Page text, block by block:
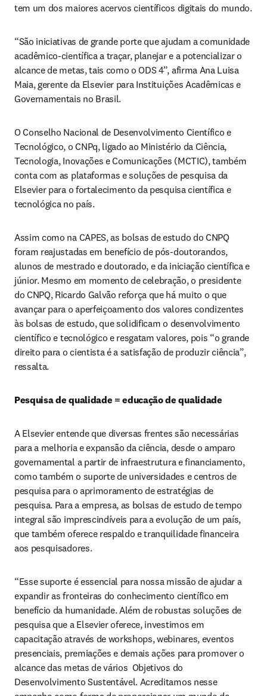
tem um dos maiores acervos científicos digitais do mundo.
“São iniciativas de grande porte que ajudam a comunidade
acadêmico-científica a traçar, planejar e a potencializar o
alcance de metas, tais como o ODS 4”, afirma Ana Luisa
Maia, gerente da Elsevier para Instituições Acadêmicas e
Governamentais no Brasil.
O Conselho Nacional de Desenvolvimento Científico e
Tecnológico, o CNPq, ligado ao Ministério da Ciência,
Tecnologia, Inovações e Comunicações (MCTIC), também
conta com as plataformas e soluções de pesquisa da
Elsevier para o fortalecimento da pesquisa científica e
tecnológica no país.
Assim como na CAPES, as bolsas de estudo do CNPQ
foram reajustadas em benefício de pós-doutorandos,
alunos de mestrado e doutorado, e da iniciação científica e
júnior. Mesmo em momento de celebração, o presidente
do CNPQ, Ricardo Galvão reforça que há muito o que
avançar para o aperfeiçoamento dos valores condizentes
às bolsas de estudo, que solidificam o desenvolvimento
científico e tecnológico e resgatam valores, pois “o grande
direito para o cientista é a satisfação de produzir ciência”,
ressalta.
Pesquisa de qualidade = educação de qualidade
A Elsevier entende que diversas frentes são necessárias
para a melhoria e expansão da ciência, desde o amparo
governamental a partir de infraestrutura e financiamento,
como também o suporte de universidades e centros de
pesquisa para o aprimoramento de estratégias de
pesquisa. Para a empresa, as bolsas de estudo de tempo
integral são imprescindíveis para a evolução de um país,
que também oferece respaldo e tranquilidade financeira
aos pesquisadores.
“Esse suporte é essencial para nossa missão de ajudar a
expandir as fronteiras do conhecimento científico em
benefício da humanidade. Além de robustas soluções de
pesquisa que a Elsevier oferece, investimos em
capacitação através de workshops, webinares, eventos
presenciais, premiações e demais ações para promover o
alcance das metas de vários  Objetivos do
Desenvolvimento Sustentável. Acreditamos nesse